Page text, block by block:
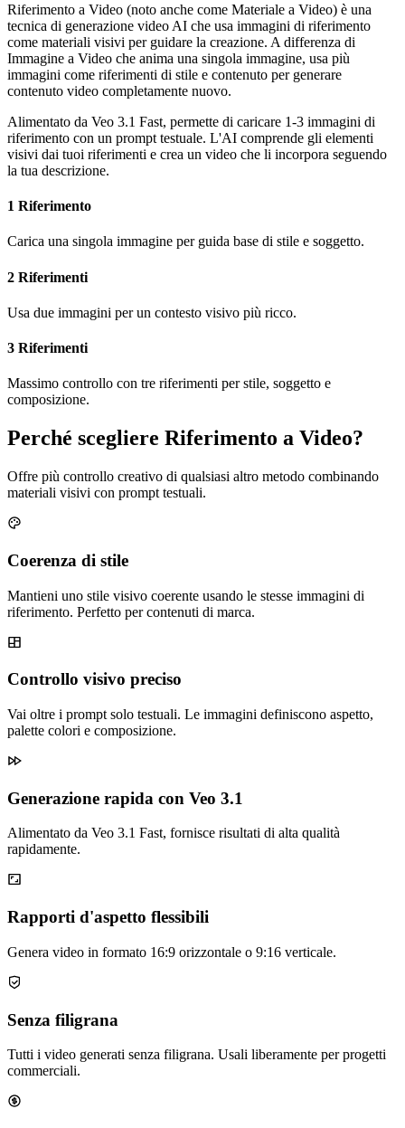
Riferimento a Video (noto anche come Materiale a Video) è una
tecnica di generazione video AI che usa immagini di riferimento
come materiali visivi per guidare la creazione. A differenza di
Immagine a Video che anima una singola immagine, usa più
immagini come riferimenti di stile e contenuto per generare
contenuto video completamente nuovo.
Alimentato da Veo 3.1 Fast, permette di caricare 1-3 immagini di
riferimento con un prompt testuale. L'AI comprende gli elementi
visivi dai tuoi riferimenti e crea un video che li incorpora seguendo
la tua descrizione.
1 Riferimento
Carica una singola immagine per guida base di stile e soggetto.
2 Riferimenti
Usa due immagini per un contesto visivo più ricco.
3 Riferimenti
Massimo controllo con tre riferimenti per stile, soggetto e
composizione.
Perché scegliere Riferimento a Video?
Offre più controllo creativo di qualsiasi altro metodo combinando
materiali visivi con prompt testuali.
Coerenza di stile
Mantieni uno stile visivo coerente usando le stesse immagini di
riferimento. Perfetto per contenuti di marca.
Controllo visivo preciso
Vai oltre i prompt solo testuali. Le immagini definiscono aspetto,
palette colori e composizione.
Generazione rapida con Veo 3.1
Alimentato da Veo 3.1 Fast, fornisce risultati di alta qualità
rapidamente.
Rapporti d'aspetto flessibili
Genera video in formato 16:9 orizzontale o 9:16 verticale.
Senza filigrana
Tutti i video generati senza filigrana. Usali liberamente per progetti
commerciali.